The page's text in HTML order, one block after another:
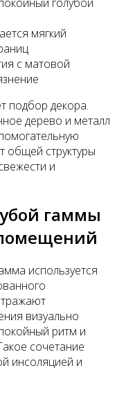
мягкий
с матовой
подбор декора.
дерево и металл
общей структуры
и
гаммы
используется
визуально
ритм и
сочетание
инсоляцией и